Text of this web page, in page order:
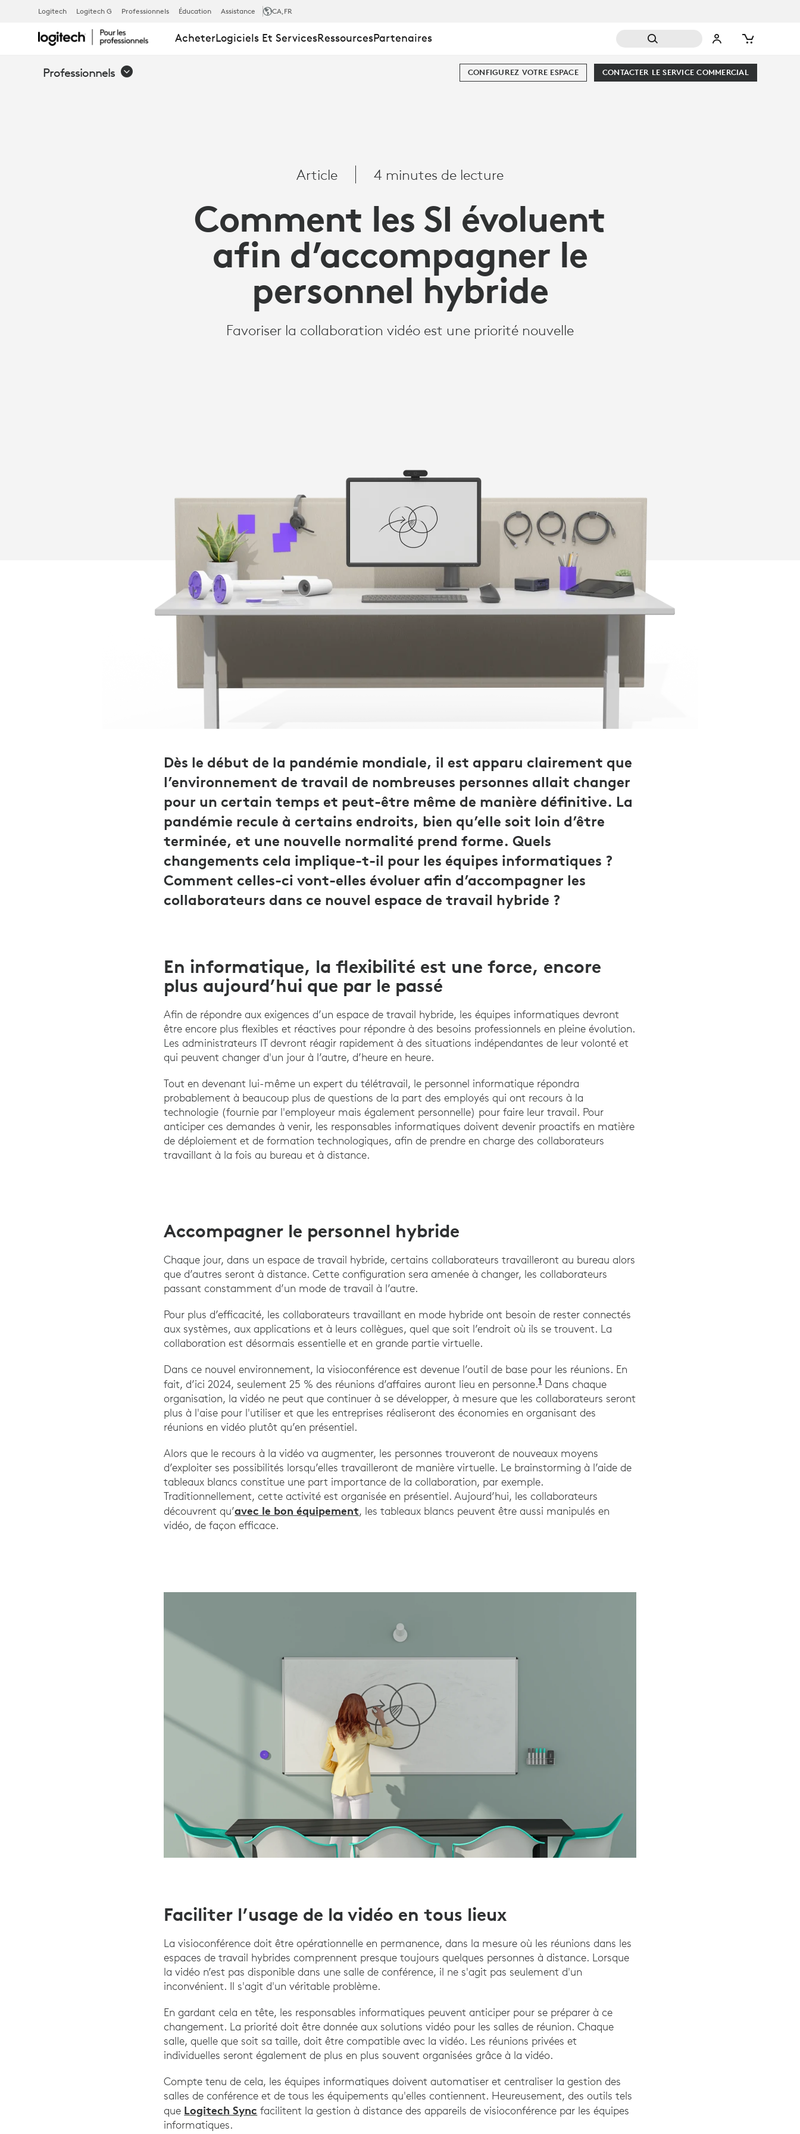
COMMENT
LES
INFORMATIQUE
ÉVOLUENT
D’ACCOMPAGNER
Logitech Logitech G Professionnels Éducation Assistance CA,FR
AcheterLogiciels Et ServicesRessourcesPartenaires
Professionnels CONTACTER LE SERVICE COMMERCIAL
CONFIGUREZ VOTRE ESPACE
Article 4 minutes de lecture
Comment les SI évoluent
afin d’accompagner le
personnel hybride
Favoriser la collaboration vidéo est une priorité nouvelle
Dès le début de la pandémie mondiale, il est apparu clairement que
l’environnement de travail de nombreuses personnes allait changer
pour un certain temps et peut-être même de manière définitive. La
pandémie recule à certains endroits, bien qu’elle soit loin d’être
terminée, et une nouvelle normalité prend forme. Quels
changements cela implique-t-il pour les équipes informatiques ?
Comment celles-ci vont-elles évoluer afin d’accompagner les
collaborateurs dans ce nouvel espace de travail hybride ?
En informatique, la flexibilité est une force, encore
plus aujourd’hui que par le passé
Afin de répondre aux exigences d’un espace de travail hybride, les équipes informatiques devront
être encore plus flexibles et réactives pour répondre à des besoins professionnels en pleine évolution.
Les administrateurs IT devront réagir rapidement à des situations indépendantes de leur volonté et
qui peuvent changer d'un jour à l’autre, d’heure en heure.
Tout en devenant lui-même un expert du télétravail, le personnel informatique répondra
probablement à beaucoup plus de questions de la part des employés qui ont recours à la
technologie (fournie par l'employeur mais également personnelle) pour faire leur travail. Pour
anticiper ces demandes à venir, les responsables informatiques doivent devenir proactifs en matière
de déploiement et de formation technologiques, afin de prendre en charge des collaborateurs
travaillant à la fois au bureau et à distance.
Accompagner le personnel hybride
Chaque jour, dans un espace de travail hybride, certains collaborateurs travailleront au bureau alors
que d’autres seront à distance. Cette configuration sera amenée à changer, les collaborateurs
passant constamment d’un mode de travail à l’autre.
Pour plus d’efficacité, les collaborateurs travaillant en mode hybride ont besoin de rester connectés
aux systèmes, aux applications et à leurs collègues, quel que soit l’endroit où ils se trouvent. La
collaboration est désormais essentielle et en grande partie virtuelle.
Dans ce nouvel environnement, la visioconférence est devenue l’outil de base pour les réunions. En
fait, d’ici 2024, seulement 25 % des réunions d’affaires auront lieu en personne.1Selon Gartner, « les dépenses mondiales des
Dans chaque
organisation, la vidéo ne peut que continuer à se développer, à mesure que les collaborateurs seront
plus à l'aise pour l'utiliser et que les entreprises réaliseront des économies en organisant des
réunions en vidéo plutôt qu’en présentiel.
Alors que le recours à la vidéo va augmenter, les personnes trouveront de nouveaux moyens
d’exploiter ses possibilités lorsqu’elles travailleront de manière virtuelle. Le brainstorming à l’aide de
tableaux blancs constitue une part importance de la collaboration, par exemple.
Traditionnellement, cette activité est organisée en présentiel. Aujourd’hui, les collaborateurs
découvrent qu’avec le bon équipement, les tableaux blancs peuvent être aussi manipulés en
vidéo, de façon efficace.
Faciliter l’usage de la vidéo en tous lieux
La visioconférence doit être opérationnelle en permanence, dans la mesure où les réunions dans les
espaces de travail hybrides comprennent presque toujours quelques personnes à distance. Lorsque
la vidéo n’est pas disponible dans une salle de conférence, il ne s'agit pas seulement d'un
inconvénient. Il s'agit d'un véritable problème.
En gardant cela en tête, les responsables informatiques peuvent anticiper pour se préparer à ce
changement. La priorité doit être donnée aux solutions vidéo pour les salles de réunion. Chaque
salle, quelle que soit sa taille, doit être compatible avec la vidéo. Les réunions privées et
individuelles seront également de plus en plus souvent organisées grâce à la vidéo.
Compte tenu de cela, les équipes informatiques doivent automatiser et centraliser la gestion des
salles de conférence et de tous les équipements qu'elles contiennent. Heureusement, des outils tels
que Logitech Sync facilitent la gestion à distance des appareils de visioconférence par les équipes
informatiques.